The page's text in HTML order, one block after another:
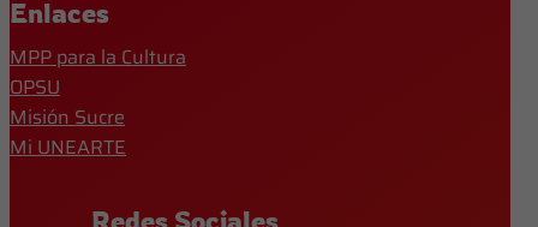
Enlaces
MPP para la Cultura
OPSU
Misión Sucre
Mi UNEARTE
Redes Sociales